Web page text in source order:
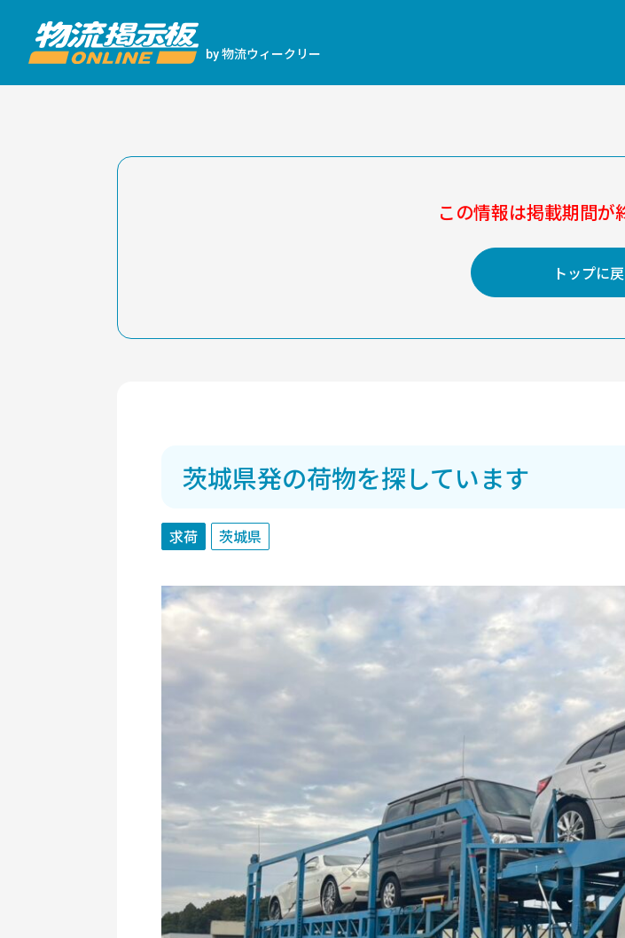
by物流ウィークリー
この情報は掲載期間が
トップに
茨城県発の荷物を探しています
求荷 茨城県